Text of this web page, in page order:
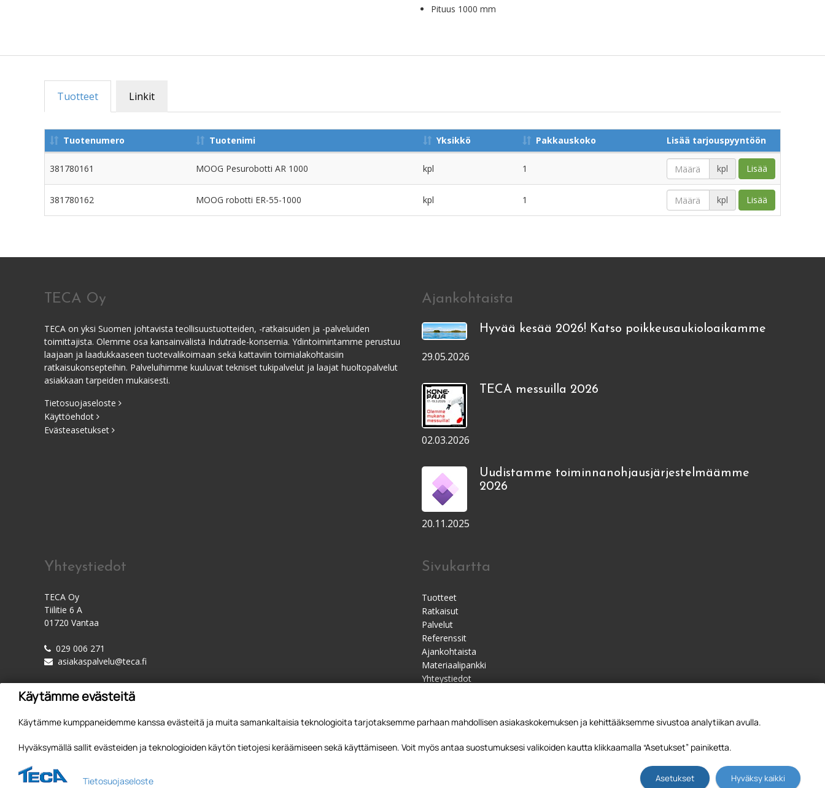
Pituus 1000 mm
Tuotteet Linkit
Tuotenumero Tuotenimi Yksikkö Pakkauskoko Lisää tarjouspyyntöön
381780161 MOOG Pesurobotti AR 1000 kpl 1 kpl Lisää
381780162 MOOG robotti ER-55-1000 kpl 1 kpl Lisää
TECA Oy
TECA on yksi Suomen johtavista teollisuustuotteiden, -ratkaisuiden ja -palveluiden
toimittajista. Olemme osa kansainvälistä Indutrade-konsernia. Ydintoimintamme perustuu
laajaan ja laadukkaaseen tuotevalikoimaan sekä kattaviin toimialakohtaisiin
ratkaisukonsepteihin. Palveluihimme kuuluvat tekniset tukipalvelut ja laajat huoltopalvelut
asiakkaan tarpeiden mukaisesti.
Tietosuojaseloste
Käyttöehdot
Evästeasetukset
Ajankohtaista
Hyvää kesää 2026! Katso poikkeusaukioloaikamme
29.05.2026
TECA messuilla 2026
02.03.2026
Uudistamme toiminnanohjausjärjestelmäämme
2026
20.11.2025
Yhteystiedot
TECA Oy
Tiilitie 6 A
01720 Vantaa
029 006 271
asiakaspalvelu@teca.fi
Sivukartta
Tuotteet
Ratkaisut
Palvelut
Referenssit
Ajankohtaista
Materiaalipankki
Yhteystiedot
Käytämme evästeitä
Käytämme kumppaneidemme kanssa evästeitä ja muita samankaltaisia teknologioita tarjotaksemme parhaan mahdollisen asiakaskokemuksen ja kehittääksemme sivustoa analytiikan avulla.
Hyväksymällä sallit evästeiden ja teknologioiden käytön tietojesi keräämiseen sekä käyttämiseen. Voit myös antaa suostumuksesi valikoiden kautta klikkaamalla “Asetukset” painiketta.
Tietosuojaseloste Asetukset Hyväksy kaikki